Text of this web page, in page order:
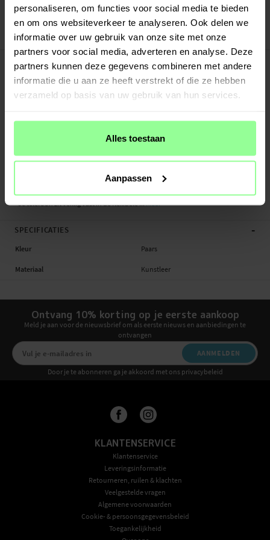
personaliseren, om functies voor social media te bieden
en om ons websiteverkeer te analyseren. Ook delen we
informatie over uw gebruik van onze site met onze
partners voor social media, adverteren en analyse. Deze
partners kunnen deze gegevens combineren met andere
informatie die u aan ze heeft verstrekt of die ze hebben
verzameld op basis van uw gebruik van hun services.
Alles toestaan
Aanpassen
30 dagen retourrecht
Art number:14413
PRODUCTBESCHRIJVING -
telefoon tegen krassen, beschadigingen en viezigheid.
lidmaatschapkaartjes of visitekaartjes kwijt en er is ook een groter vakjes voor
briefgeld of bonnetjes. De flap beschermt het scherm tegen krassen en wordt
- Je telefoon zit veillig vast in de flexibele ...Meer
SPECIFICATIES -
Kleur Paars
Materiaal Kunstleer
Ontvang 10% korting op je eerste aankoop
Meld je aan voor de nieuwsbrief om als eerste nieuws en aanbiedingen te
ontvangen
AANMELDEN
Door je te abonneren ga je akkoord met ons privacybeleid
KLANTENSERVICE
Klantenservice
Leveringsinformatie
Retourneren, ruilen & klachten
Veelgestelde vragen
Algemene voorwaarden
Cookie- & persoonsgegevensbeleid
Toegankelijkheid